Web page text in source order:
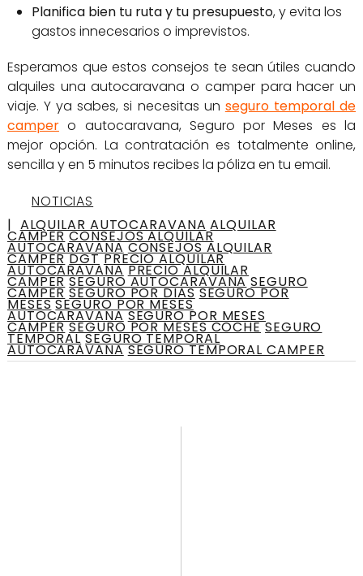
Planifica bien tu ruta y tu presupuesto, y evita los
gastos innecesarios o imprevistos.
Esperamos que estos consejos te sean útiles cuando
alquiles una autocaravana o camper para hacer un
viaje. Y ya sabes, si necesitas un seguro temporal de
campero autocaravana, Seguro por Meses es la
mejor opción. La contratación es totalmente online,
sencilla y en 5 minutos recibes la póliza en tu email.
NOTICIAS
| ALQUILAR AUTOCARAVANA ALQUILAR
CAMPER CONSEJOS ALQUILAR
AUTOCARAVANA CONSEJOS ALQUILAR
CAMPER DGT PRECIO ALQUILAR
AUTOCARAVANA PRECIO ALQUILAR
CAMPER SEGURO AUTOCARAVANA SEGURO
CAMPER SEGURO POR DIAS SEGURO POR
MESES SEGURO POR MESES
AUTOCARAVANA SEGURO POR MESES
CAMPER SEGURO POR MESES COCHE SEGURO
TEMPORAL SEGURO TEMPORAL
AUTOCARAVANA SEGURO TEMPORAL CAMPER